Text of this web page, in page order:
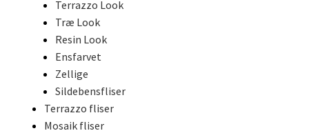
Terrazzo Look
Træ Look
Resin Look
Ensfarvet
Zellige
Sildebensfliser
Terrazzo fliser
Mosaik fliser